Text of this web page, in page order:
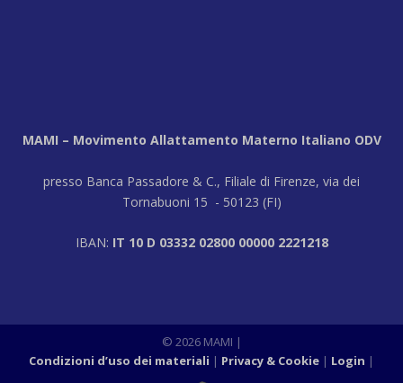
MAMI – Movimento Allattamento Materno Italiano ODV
presso Banca Passadore & C., Filiale di Firenze, via dei
Tornabuoni 15 - 50123 (FI)
IBAN: IT 10 D 03332 02800 00000 2221218
© 2026 MAMI |
Condizioni d’uso dei materiali
Privacy & Cookie Login |